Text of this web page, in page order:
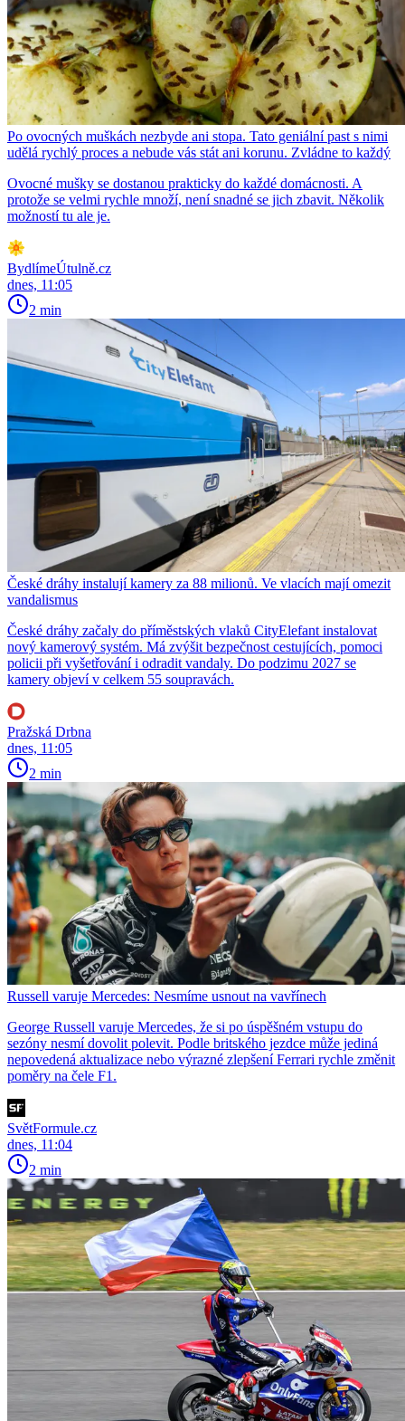
Po ovocných muškách nezbyde ani stopa. Tato geniální past s nimi
udělá rychlý proces a nebude vás stát ani korunu. Zvládne to každý
Ovocné mušky se dostanou prakticky do každé domácnosti. A
protože se velmi rychle množí, není snadné se jich zbavit. Několik
možností tu ale je.
BydlímeÚtulně.cz
dnes, 11:05
2 min
České dráhy instalují kamery za 88 milionů. Ve vlacích mají omezit
vandalismus
České dráhy začaly do příměstských vlaků CityElefant instalovat
nový kamerový systém. Má zvýšit bezpečnost cestujících, pomoci
policii při vyšetřování i odradit vandaly. Do podzimu 2027 se
kamery objeví v celkem 55 soupravách.
Pražská Drbna
dnes, 11:05
2 min
Russell varuje Mercedes: Nesmíme usnout na vavřínech
George Russell varuje Mercedes, že si po úspěšném vstupu do
sezóny nesmí dovolit polevit. Podle britského jezdce může jediná
nepovedená aktualizace nebo výrazné zlepšení Ferrari rychle změnit
poměry na čele F1.
SvětFormule.cz
dnes, 11:04
2 min